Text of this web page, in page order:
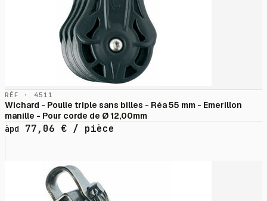
RÉF · 4511
Wichard - Poulie triple sans billes - Réa 55 mm - Emerillon
manille - Pour corde de Ø 12,00mm
àpd
77,06 € / pièce